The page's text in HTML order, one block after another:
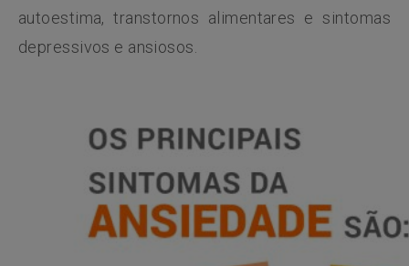
autoestima, transtornos alimentares e sintomas
depressivos e ansiosos.